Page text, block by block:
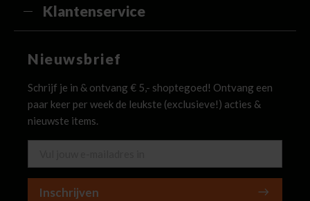
Klantenservice
Nieuwsbrief
Schrijf je in & ontvang € 5,- shoptegoed! Ontvang een
paar keer per week de leukste (exclusieve!) acties &
nieuwste items.
Inschrijven